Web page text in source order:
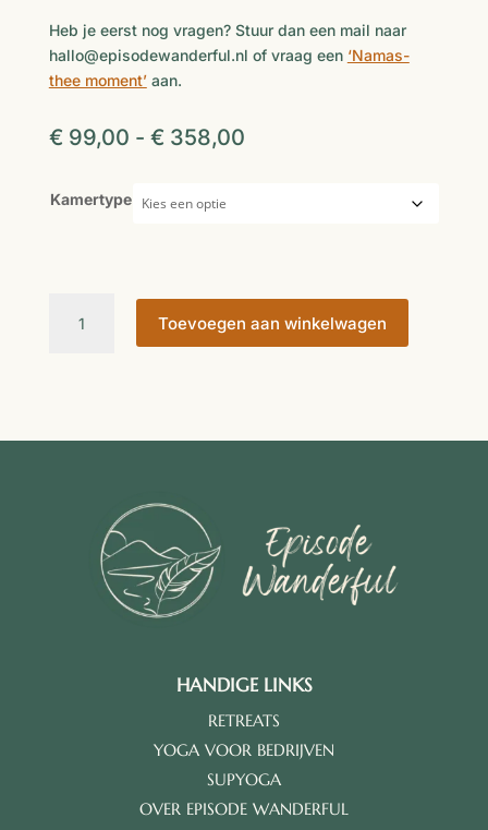
Heb je eerst nog vragen? Stuur dan een mail naar
hallo@episodewanderful.nl of vraag een ‘Namas-
thee moment’aan.
€ 99,00 - € 358,00Prijsklasse:
Kamertype
Toevoegen aan winkelwagen
HANDIGE LINKS
RETREATS
YOGA VOOR BEDRIJVEN
SUPYOGA
OVER EPISODE WANDERFUL